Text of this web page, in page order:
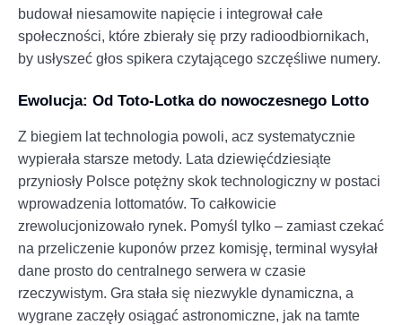
budował niesamowite napięcie i integrował całe
społeczności, które zbierały się przy radioodbiornikach,
by usłyszeć głos spikera czytającego szczęśliwe numery.
Ewolucja: Od Toto-Lotka do nowoczesnego Lotto
Z biegiem lat technologia powoli, acz systematycznie
wypierała starsze metody. Lata dziewięćdziesiąte
przyniosły Polsce potężny skok technologiczny w postaci
wprowadzenia lottomatów. To całkowicie
zrewolucjonizowało rynek. Pomyśl tylko – zamiast czekać
na przeliczenie kuponów przez komisję, terminal wysyłał
dane prosto do centralnego serwera w czasie
rzeczywistym. Gra stała się niezwykle dynamiczna, a
wygrane zaczęły osiągać astronomiczne, jak na tamte